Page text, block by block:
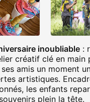
inoubliable :
créatif clé en main
amis un moment
artistiques.
les enfants
plein la tête.